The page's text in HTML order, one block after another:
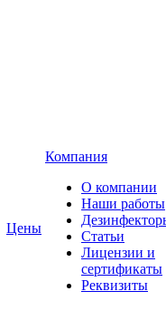
Цены
Компания
О компании
Наши работы
Статьи
Лицензии и
сертификаты
Реквизиты